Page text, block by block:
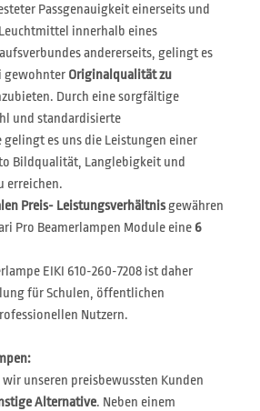
Passgenauigkeit einerseits und
innerhalb eines
andererseits, gelingt es
gewohnter Originalqualität zu
Durch eine sorgfältige
und standardisierte
gelingt es uns die Leistungen einer
Bildqualität, Langlebigkeit und
erreichen.
Preis- Leistungsverhältnisgewähren
Pro Beamerlampen Module eine 6
EIKI 610-260-7208 ist daher
für Schulen, öffentlichen
Nutzern.
unseren preisbewussten Kunden
Alternative. Neben einem